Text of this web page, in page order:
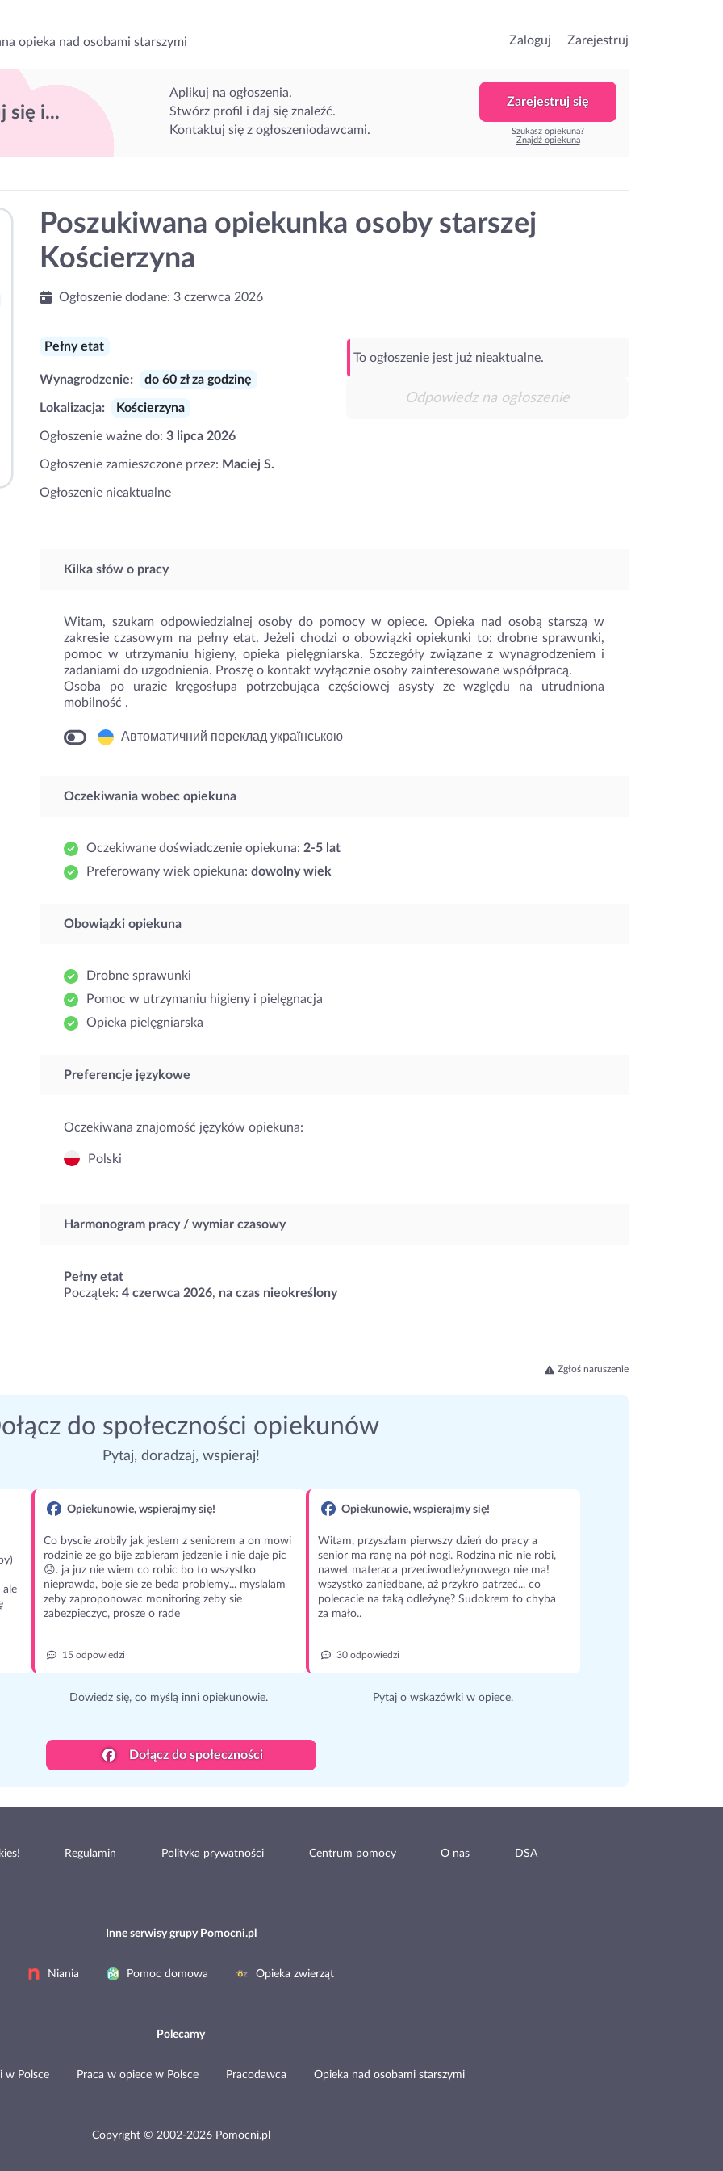
opieka nad osobami starszymi Zaloguj Zarejestruj
się i...
Aplikuj na ogłoszenia.
Stwórz profil i daj się znaleźć.
Kontaktuj się z ogłoszeniodawcami.
Zarejestruj się
Szukasz opiekuna?
Znajdź opiekuna
Poszukiwana opiekunka osoby starszej
Kościerzyna
Ogłoszenie dodane: 3 czerwca 2026
Pełny etat
Wynagrodzenie: do 60 zł za godzinę
Lokalizacja: Kościerzyna
Ogłoszenie ważne do: 3 lipca 2026
Ogłoszenie zamieszczone przez: Maciej S.
Ogłoszenie nieaktualne
To ogłoszenie jest już nieaktualne.
Odpowiedz na ogłoszenie
Kilka słów o pracy
Witam, szukam odpowiedzialnej osoby do pomocy w opiece. Opieka nad osobą starszą w
zakresie czasowym na pełny etat. Jeżeli chodzi o obowiązki opiekunki to: drobne sprawunki,
pomoc w utrzymaniu higieny, opieka pielęgniarska. Szczegóły związane z wynagrodzeniem i
zadaniami do uzgodnienia. Proszę o kontakt wyłącznie osoby zainteresowane współpracą.
Osoba po urazie kręgosłupa potrzebująca częściowej asysty ze względu na utrudniona
mobilność .
Автоматичний переклад українською
Oczekiwania wobec opiekuna
Oczekiwane doświadczenie opiekuna: 2-5 lat
Preferowany wiek opiekuna: dowolny wiek
Obowiązki opiekuna
Drobne sprawunki
Pomoc w utrzymaniu higieny i pielęgnacja
Opieka pielęgniarska
Preferencje językowe
Oczekiwana znajomość języków opiekuna:
Polski
Harmonogram pracy / wymiar czasowy
Pełny etat
Początek: 4 czerwca 2026, na czas nieokreślony
Zgłoś naruszenie
do społeczności opiekunów
Pytaj, doradzaj, wspieraj!
ale
Opiekunowie, wspierajmy się!
Co byscie zrobily jak jestem z seniorem a on mowi
rodzinie ze go bije zabieram jedzenie i nie daje pic
😞. ja juz nie wiem co robic bo to wszystko
nieprawda, boje sie ze beda problemy... myslalam
zeby zaproponowac monitoring zeby sie
zabezpieczyc, prosze o rade
15 odpowiedzi
Dowiedz się, co myślą inni opiekunowie.
Opiekunowie, wspierajmy się!
Witam, przyszłam pierwszy dzień do pracy a
senior ma ranę na pół nogi. Rodzina nic nie robi,
nawet materaca przeciwodleżynowego nie ma!
wszystko zaniedbane, aż przykro patrzeć... co
polecacie na taką odleżynę? Sudokrem to chyba
za mało..
30 odpowiedzi
Pytaj o wskazówki w opiece.
Dołącz do społeczności
Regulamin Polityka prywatności Centrum pomocy O nas DSA
Inne serwisy grupy Pomocni.pl
Niania Pomoc domowa Opieka zwierząt
Polecamy
w Polsce Praca w opiece w Polsce Pracodawca Opieka nad osobami starszymi
Copyright © 2002-2026 Pomocni.pl